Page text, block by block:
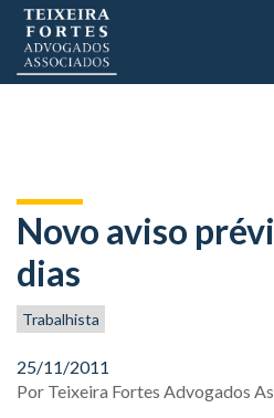
Novo aviso
dias
Trabalhista
25/11/2011
Por Teixeira Fortes Advogados